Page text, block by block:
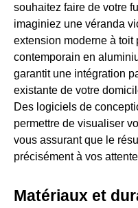
souhaitez faire de votre
imaginiez une véranda
extension moderne à toit
contemporain en
garantit une intégration
existante de votre
Des logiciels de
permettre de visualiser
vous assurant que le
précisément à vos
Matériaux et